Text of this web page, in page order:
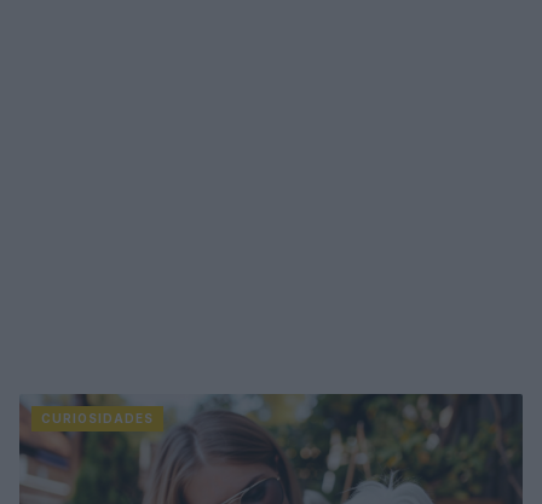
CURIOSIDADES